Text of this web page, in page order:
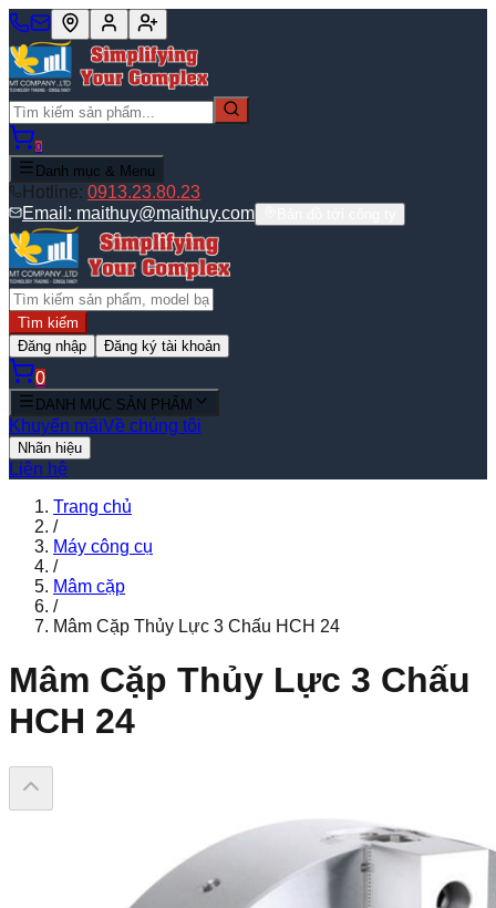
0
Danh mục & Menu
Hotline: 0913.23.80.23
Email: maithuy@maithuy.com
Tìm kiếm
Đăng nhập
Đăng ký tài khoản
0
DANH MỤC SẢN PHẨM
Khuyến mãiVề chúng tôi
Nhãn hiệu
Liên hệ
Trang chủ
/
Máy công cụ
/
Mâm cặp
/
Mâm Cặp Thủy Lực 3 Chấu HCH 24
Mâm Cặp Thủy Lực 3 Chấu
HCH 24